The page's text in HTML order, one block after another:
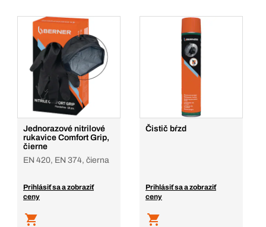
Jednorazové nitrilové
rukavice Comfort Grip,
čierne
EN 420, EN 374, čierna
Prihlásiť sa a zobraziť
ceny
Čistič bŕzd
Prihlásiť sa a zobraziť
ceny